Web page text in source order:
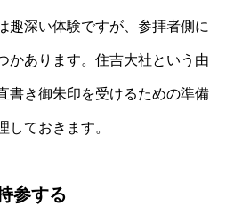
趣深い体験ですが、参拝者側に
かあります。住吉大社という由
書き御朱印を受けるための準備
しておきます。
参する